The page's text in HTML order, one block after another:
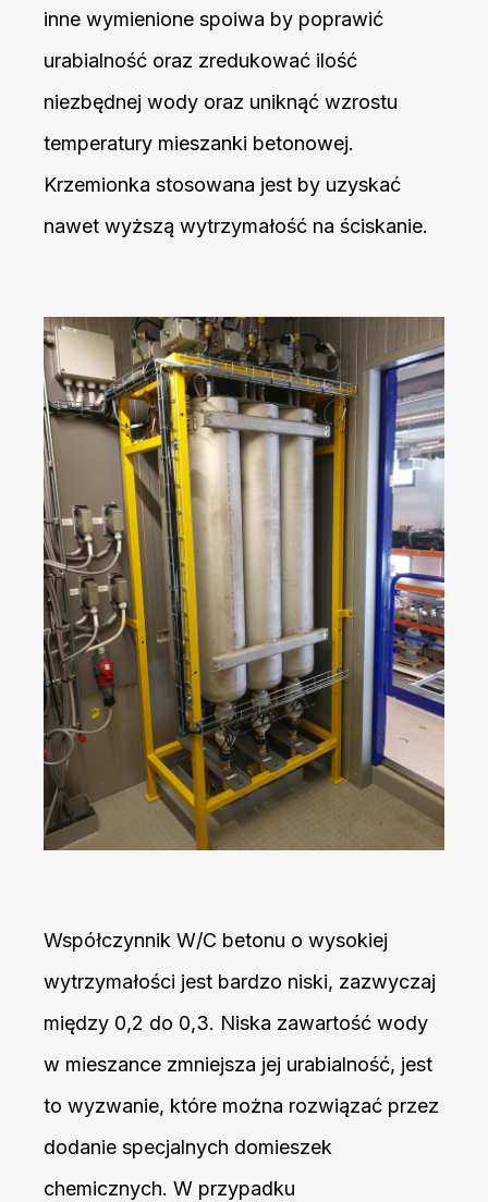
inne wymienione spoiwa by poprawić
urabialność oraz zredukować ilość
niezbędnej wody oraz uniknąć wzrostu
temperatury mieszanki betonowej.
Krzemionka stosowana jest by uzyskać
nawet wyższą wytrzymałość na ściskanie.
Współczynnik W/C betonu o wysokiej
wytrzymałości jest bardzo niski, zazwyczaj
między 0,2 do 0,3. Niska zawartość wody
w mieszance zmniejsza jej urabialność, jest
to wyzwanie, które można rozwiązać przez
dodanie specjalnych domieszek
chemicznych. W przypadku